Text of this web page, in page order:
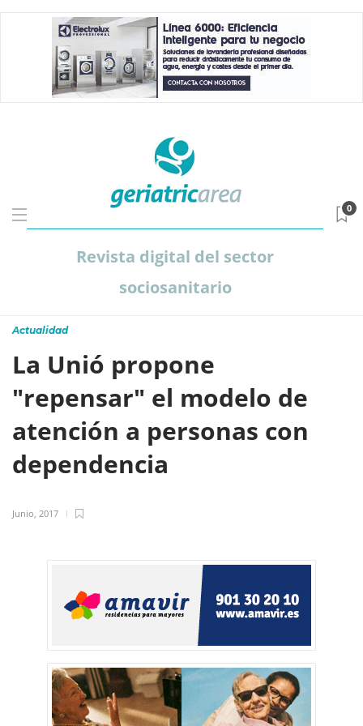
Revista digital del sector
sociosanitario
0
Actualidad
La Unió propone
"repensar" el modelo de
atención a personas con
dependencia
Junio, 2017